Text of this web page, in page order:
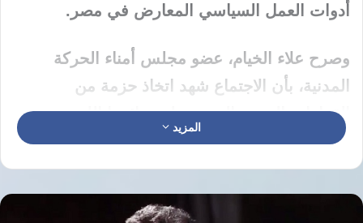
أدوات العمل السياسي المعارض في مصر.
​وصرح علاء الخيام، عضو مجلس أمناء الحركة
المدنية، بأن الاجتماع شهد اتخاذ حزمة من
القرارات المهمة التي ستظهر نتائجها اللوجستية
والسياسية خلال الأسابيع الثلاثة المقبلة، مؤكداً أن
هذه النتائج هي التي ستحسم القرار النهائي للحركة
بشأن طبيعة تحركاتها في المرحلة القادمة.
المزيد